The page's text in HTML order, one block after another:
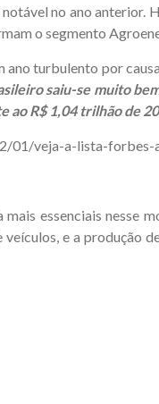
no ano anterior.
o segmento
turbulento por
saiu-se muito
R$ 1,04 trilhão de
01/veja-a-lista-
essenciais nesse
e a produção